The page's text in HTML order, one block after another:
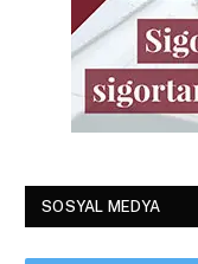
SOSYAL MEDYA